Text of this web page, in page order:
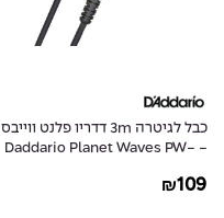
כבל לגיטרה 3m דדריו פלנט ווייבס
- Daddario Planet Waves PW-
₪109